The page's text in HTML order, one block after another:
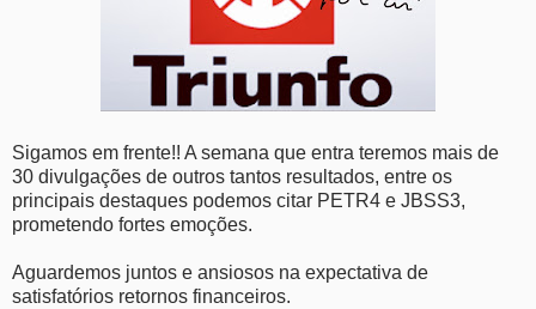
Sigamos em frente!! A semana que entra teremos mais de
30 divulgações de outros tantos resultados, entre os
principais destaques podemos citar PETR4 e JBSS3,
prometendo fortes emoções.
Aguardemos juntos e ansiosos na expectativa de
satisfatórios retornos financeiros.